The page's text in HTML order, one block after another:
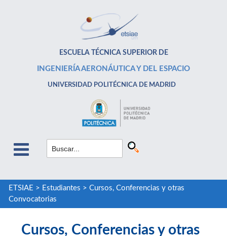
ESCUELA TÉCNICA SUPERIOR DE
INGENIERÍA AERONÁUTICA Y DEL ESPACIO
UNIVERSIDAD POLITÉCNICA DE MADRID
ETSIAE > Estudiantes > Cursos, Conferencias y otras
Convocatorias
Cursos, Conferencias y otras